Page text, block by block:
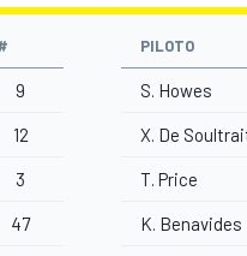
PILOTO
9 S. Howes
12 X. De
3 T. Price
47 K. Benavides